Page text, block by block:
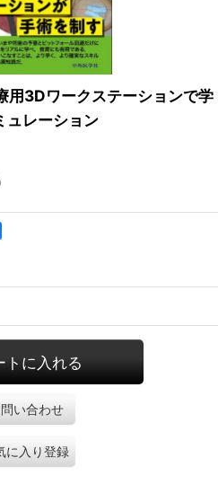
用3Dワークステーションで学
ュレーション
トに入れる
い合わせ
に入り登録